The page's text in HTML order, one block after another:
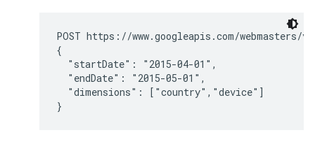
POST https://www.googleapis.com/webmasters/
{
  "startDate": "2015-04-01",
  "endDate": "2015-05-01",
  "dimensions": ["country","device"]
}